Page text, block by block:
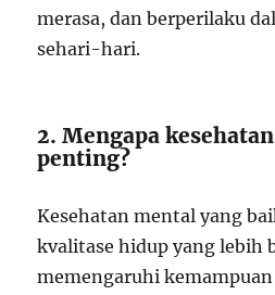
merasa, dan berperilaku
sehari-hari.
2. Mengapa
penting?
Kesehatan mental yang
kvalitase hidup yang lebih
memengaruhi